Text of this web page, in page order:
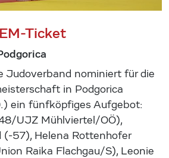
Ticket
Judoverband nominiert für die
in Podgorica
ein fünfköpfiges Aufgebot:
UJZ Mühlviertel/OÖ),
(-57), Helena Rottenhofer
Raika Flachgau/S), Leonie